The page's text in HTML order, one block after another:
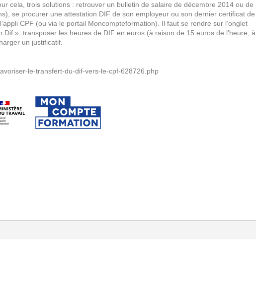
cela, trois solutions : retrouver un bulletin de salaire de décembre 2014 ou de
se procurer une attestation DIF de son employeur ou son dernier certificat de
CPF (ou via le portail Moncompteformation). Il faut se rendre sur l’onglet
», transposer les heures de DIF en euros (à raison de 15 euros de l’heure, à
un justificatif.
le-transfert-du-dif-vers-le-cpf-628726.php